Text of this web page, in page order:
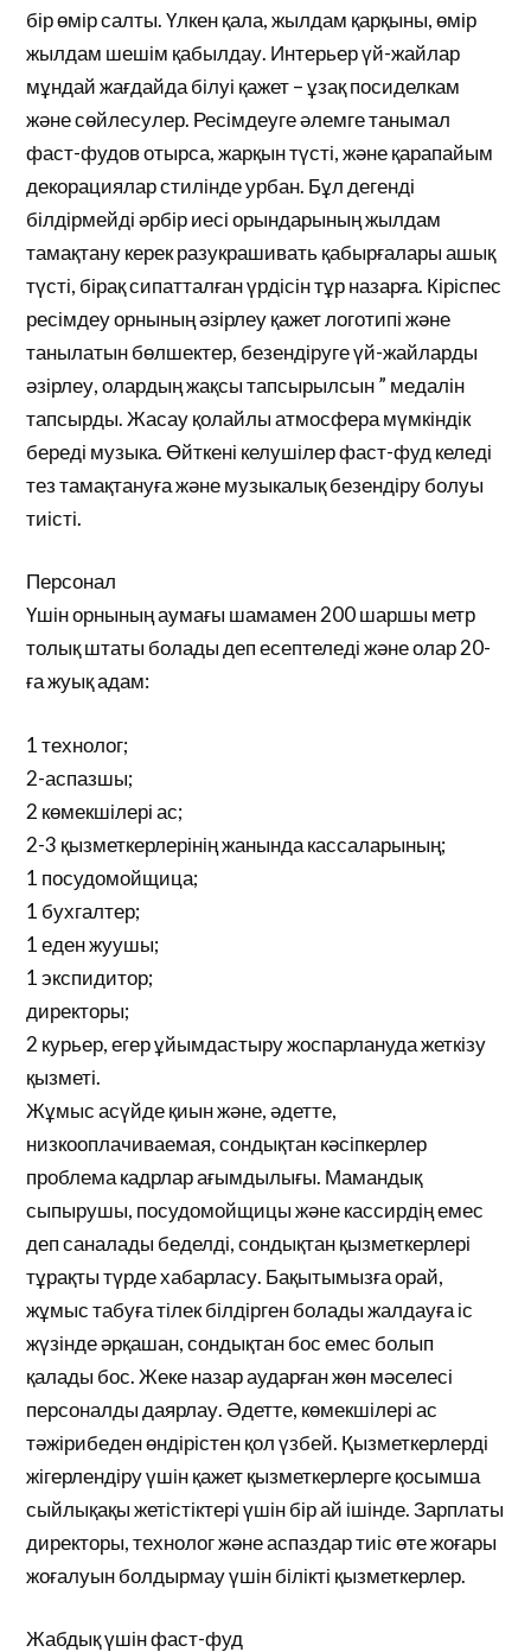
бір өмір салты. Үлкен қала, жылдам қарқыны, өмір
жылдам шешім қабылдау. Интерьер үй-жайлар
мұндай жағдайда білуі қажет – ұзақ посиделкам
және сөйлесулер. Ресімдеуге әлемге танымал
фаст-фудов отырса, жарқын түсті, және қарапайым
декорациялар стилінде урбан. Бұл дегенді
білдірмейді әрбір иесі орындарының жылдам
тамақтану керек разукрашивать қабырғалары ашық
түсті, бірақ сипатталған үрдісін тұр назарға. Кіріспес
ресімдеу орнының әзірлеу қажет логотипі және
танылатын бөлшектер, безендіруге үй-жайларды
әзірлеу, олардың жақсы тапсырылсын ” медалін
тапсырды. Жасау қолайлы атмосфера мүмкіндік
береді музыка. Өйткені келушілер фаст-фуд келеді
тез тамақтануға және музыкалық безендіру болуы
тиісті.
Персонал
Үшін орнының аумағы шамамен 200 шаршы метр
толық штаты болады деп есептеледі және олар 20-
ға жуық адам:
1 технолог;
2-аспазшы;
2 көмекшілері ас;
2-3 қызметкерлерінің жанында кассаларының;
1 посудомойщица;
1 бухгалтер;
1 еден жуушы;
1 экспидитор;
директоры;
2 курьер, егер ұйымдастыру жоспарлануда жеткізу
қызметі.
Жұмыс асүйде қиын және, әдетте,
низкооплачиваемая, сондықтан кәсіпкерлер
проблема кадрлар ағымдылығы. Мамандық
сыпырушы, посудомойщицы және кассирдің емес
деп саналады беделді, сондықтан қызметкерлері
тұрақты түрде хабарласу. Бақытымызға орай,
жұмыс табуға тілек білдірген болады жалдауға іс
жүзінде әрқашан, сондықтан бос емес болып
қалады бос. Жеке назар аударған жөн мәселесі
персоналды даярлау. Әдетте, көмекшілері ас
тәжірибеден өндірістен қол үзбей. Қызметкерлерді
жігерлендіру үшін қажет қызметкерлерге қосымша
сыйлықақы жетістіктері үшін бір ай ішінде. Зарплаты
директоры, технолог және аспаздар тиіс өте жоғары
жоғалуын болдырмау үшін білікті қызметкерлер.
Жабдық үшін фаст-фуд